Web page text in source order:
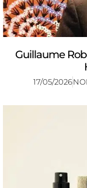
Guillaume
17/05/2026